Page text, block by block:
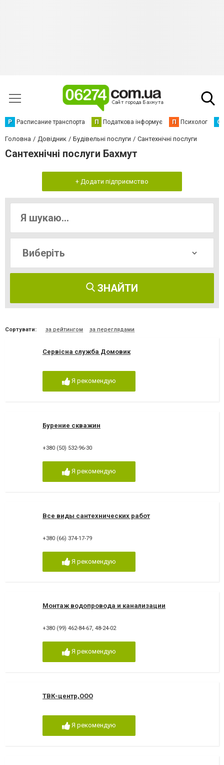
Р Расписание транспорта П Податкова інформує П Психолог С
Головна Довідник Будівельні послуги Сантехнічні послуги
Сантехнічні послуги Бахмут
+ Додати підприємство
ЗНАЙТИ
Сортувати: за рейтингом за переглядами
Сервісна служба Домовик
Я рекомендую
Бурение скважин
+380 (50) 532-96-30
Я рекомендую
Все виды сантехнических работ
+380 (66) 374-17-79
Я рекомендую
Монтаж водопровода и канализации
+380 (99) 462-84-67, 48-24-02
Я рекомендую
ТВК-центр,ООО
Я рекомендую